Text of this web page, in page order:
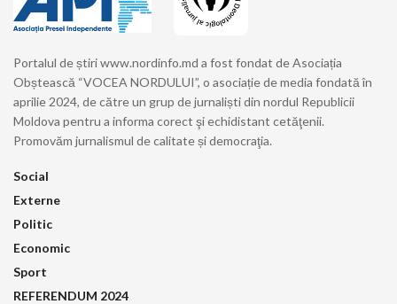
Portalul de știri www.nordinfo.md a fost fondat de Asociația
Obștească “VOCEA NORDULUI”, o asociație de media fondată în
aprilie 2024, de către un grup de jurnaliști din nordul Republicii
Moldova pentru a informa corect şi echidistant cetăţenii.
Promovăm jurnalismul de calitate și democraţia.
Social
Externe
Politic
Economic
Sport
REFERENDUM 2024